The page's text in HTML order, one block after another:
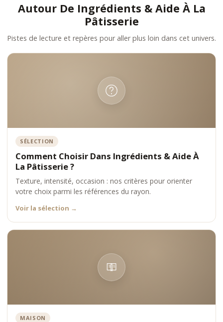
Autour De Ingrédients & Aide À La
Pâtisserie
Pistes de lecture et repères pour aller plus loin dans cet univers.
SÉLECTION
Comment Choisir Dans Ingrédients & Aide À
La Pâtisserie ?
Texture, intensité, occasion : nos critères pour orienter
votre choix parmi les références du rayon.
Voir la sélection →
MAISON